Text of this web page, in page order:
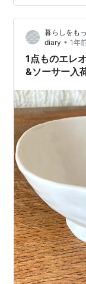
「犬」をテー
作るとこんな
これが正真正銘
プの底から…
暮らしをも
diary • 1年
1点ものエレ
&ソーサー入